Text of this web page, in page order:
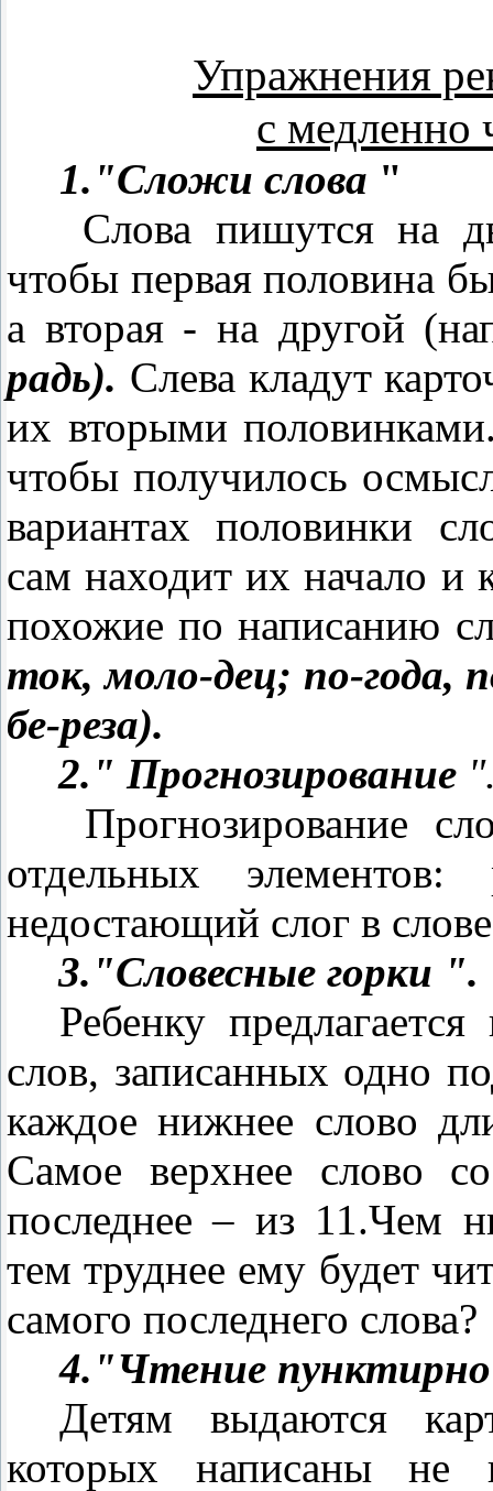
Упражнения
с
1."Сложи слова "
Слова пишутся на
чтобы первая половина
а вторая - на другой
радь). Слева кладут
их вторыми
чтобы получилось
вариантах половинки
сам находит их начало и
похожие по написанию
ток, моло-дец; по-года,
бе-реза).
2." Прогнозирование
Прогнозирование
отдельных элементов:
недостающий слог в
3."Словесные горки ".
Ребенку
слов, записанных одно
каждое нижнее слово
Самое верхнее слово
последнее – из 11.Чем
тем труднее ему будет
самого последнего слова?
4."Чтение
Детям выдают­ся
которых написаны не